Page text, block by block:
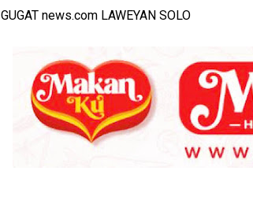
GUGAT news.com LAWEYAN SOLO